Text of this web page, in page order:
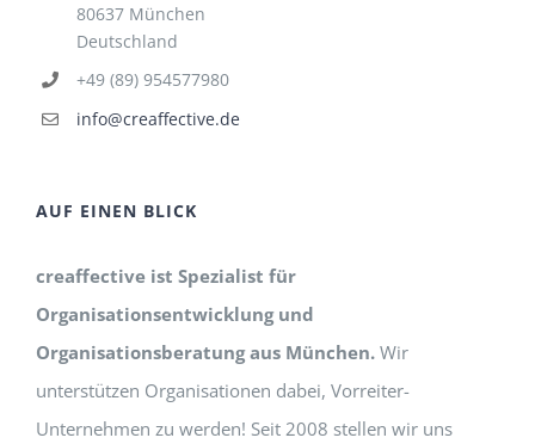
80637 München
Deutschland
+49 (89) 954577980
info@creaffective.de
AUF EINEN BLICK
creaffective ist Spezialist für
Organisationsentwicklung und
Organisationsberatung aus München. Wir
unterstützen Organisationen dabei, Vorreiter-
Unternehmen zu werden! Seit 2008 stellen wir uns